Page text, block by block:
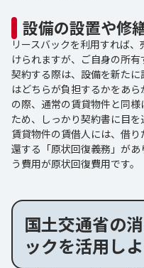
設備の設置や修
リースバックを利用すれば
けられますが、ご自身の所有
契約する際は、設備を新た
はどちらが負担するかをあ
の際、通常の賃貸物件と同
ため、しっかり契約書に目を
賃貸物件の賃借人には、借
還する「原状回復義務」が
う費用が原状回復費用です。
国土交通省の
ックを活用し